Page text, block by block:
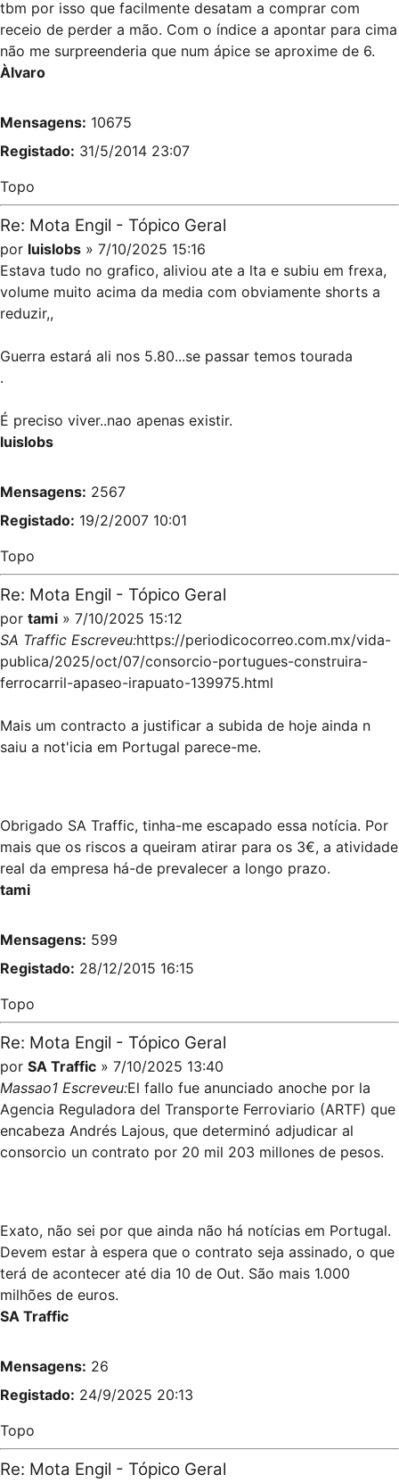
tbm por isso que facilmente desatam a comprar com
receio de perder a mão. Com o índice a apontar para cima
não me surpreenderia que num ápice se aproxime de 6.
Àlvaro
Mensagens: 10675
Registado: 31/5/2014 23:07
Topo
Re: Mota Engil - Tópico Geral
por luislobs » 7/10/2025 15:16
Estava tudo no grafico, aliviou ate a lta e subiu em frexa,
volume muito acima da media com obviamente shorts a
reduzir,,
Guerra estará ali nos 5.80...se passar temos tourada
.
É preciso viver..nao apenas existir.
luislobs
Mensagens: 2567
Registado: 19/2/2007 10:01
Topo
Re: Mota Engil - Tópico Geral
por tami » 7/10/2025 15:12
SA Traffic Escreveu:https://periodicocorreo.com.mx/vida-
publica/2025/oct/07/consorcio-portugues-construira-
ferrocarril-apaseo-irapuato-139975.html
Mais um contracto a justificar a subida de hoje ainda n
saiu a not'icia em Portugal parece-me.
Obrigado SA Traffic, tinha-me escapado essa notícia. Por
mais que os riscos a queiram atirar para os 3€, a atividade
real da empresa há-de prevalecer a longo prazo.
tami
Mensagens: 599
Registado: 28/12/2015 16:15
Topo
Re: Mota Engil - Tópico Geral
por SA Traffic » 7/10/2025 13:40
Massao1 Escreveu:El fallo fue anunciado anoche por la
Agencia Reguladora del Transporte Ferroviario (ARTF) que
encabeza Andrés Lajous, que determinó adjudicar al
consorcio un contrato por 20 mil 203 millones de pesos.
Exato, não sei por que ainda não há notícias em Portugal.
Devem estar à espera que o contrato seja assinado, o que
terá de acontecer até dia 10 de Out. São mais 1.000
milhões de euros.
SA Traffic
Mensagens: 26
Registado: 24/9/2025 20:13
Topo
Re: Mota Engil - Tópico Geral